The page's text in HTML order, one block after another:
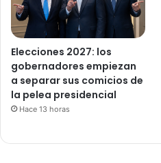
Elecciones 2027: los
gobernadores empiezan
a separar sus comicios de
la pelea presidencial
Hace 13 horas